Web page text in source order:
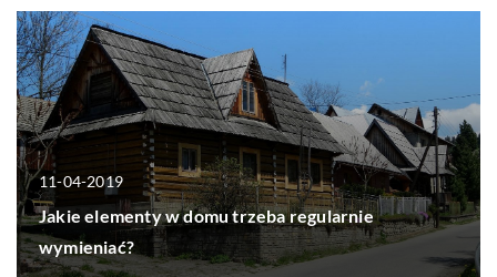
11-04-2019
Jakie elementy w domu trzeba regularnie
wymieniać?